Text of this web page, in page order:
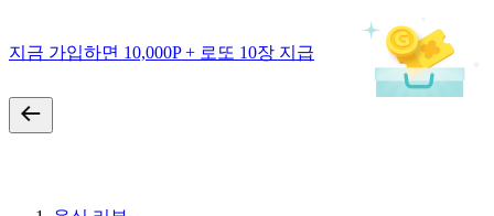
지금 가입하면 10,000P + 로또 10장 지급